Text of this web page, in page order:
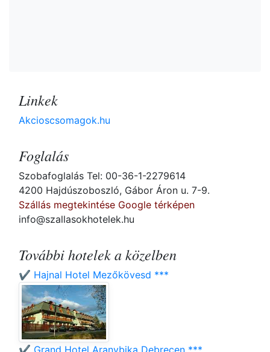
Linkek
Akcioscsomagok.hu
Foglalás
Szobafoglalás Tel: 00-36-1-2279614
4200 Hajdúszoboszló, Gábor Áron u. 7-9.
Szállás megtekintése Google térképen
info@szallasokhotelek.hu
További hotelek a közelben
✔️ Hajnal Hotel Mezőkövesd ***